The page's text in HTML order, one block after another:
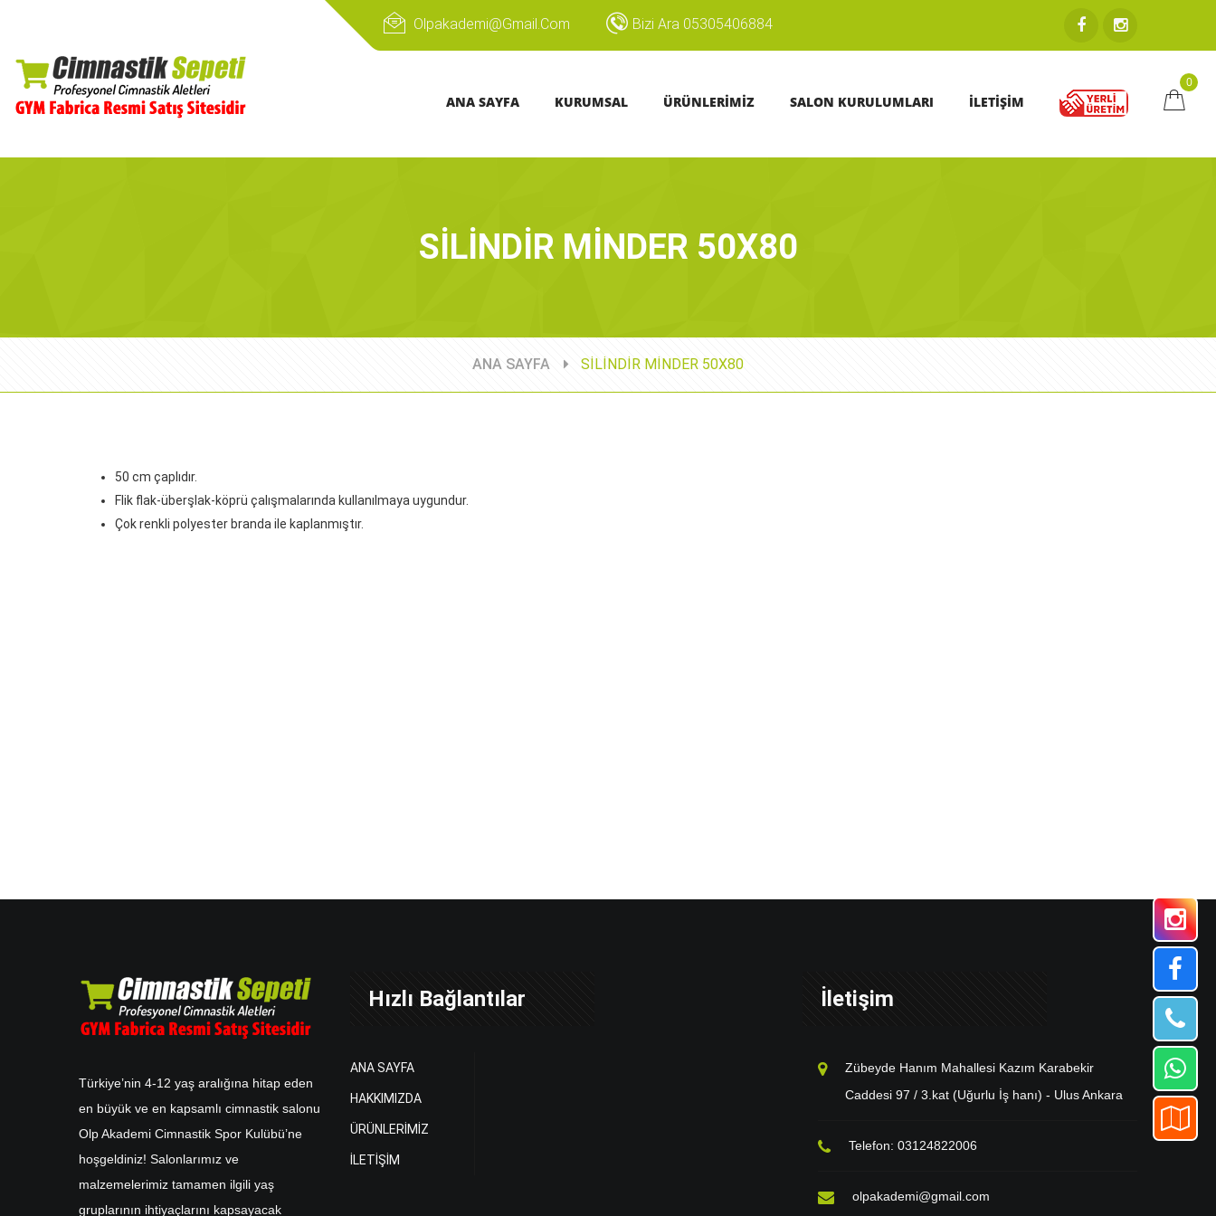
Olpakademi@gmail.com Bizi Ara 05305406884
ANA SAYFA KURUMSAL ÜRÜNLERİMİZ SALON KURULUMLARI İLETİŞİM
0
SİLİNDİR MİNDER 50X80
ANA SAYFA SİLİNDİR MİNDER 50X80
50 cm çaplıdır.
Flik flak-überşlak-köprü çalışmalarında kullanılmaya uygundur.
Çok renkli polyester branda ile kaplanmıştır.
Türkiye’nin 4-12 yaş aralığına hitap eden
en büyük ve en kapsamlı cimnastik salonu
Olp Akademi Cimnastik Spor Kulübü’ne
hoşgeldiniz! Salonlarımız ve
malzemelerimiz tamamen ilgili yaş
gruplarının ihtiyaçlarını kapsayacak
Hızlı Bağlantılar
ANA SAYFA
HAKKIMIZDA
ÜRÜNLERİMİZ
İLETİŞİM
İletişim
Zübeyde Hanım Mahallesi Kazım Karabekir
Caddesi 97 / 3.kat (Uğurlu İş hanı) - Ulus Ankara
Telefon: 03124822006
olpakademi@gmail.com